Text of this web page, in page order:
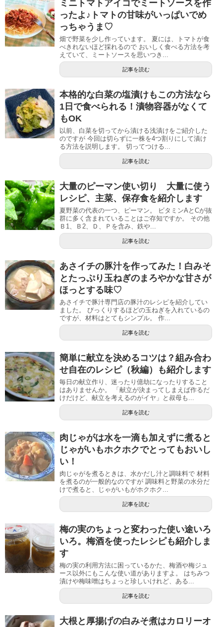
ミニトマトアイコでミートソースを作
ったよ♪トマトの甘味がいっぱいでめ
っちゃうま♡
畑で野菜を少し作っています。 夏には、トマトが食
べきれないほど採れるので おいしく食べる方法を考
えていて、ミートソースを思いつき...
記事を読む
本格的な白菜の塩漬けもこの方法なら
1日で食べられる！漬物容器がなくて
もOK
以前、白菜を切ってから漬ける浅漬けをご紹介した
のですが 今回は切らずに一株を4つ割りにして漬け
る方法を説明します。 切ってつける...
記事を読む
大量のピーマン使い切り 大量に使う
レシピ、主菜、保存食を紹介します
夏野菜の代表の一つ、ピーマン。 ビタミンAとCが抜
群に多く含まれていることはご存知ですか。 その他
Ｂ1、Ｂ2、Ｄ、Ｐを含み、鉄や...
記事を読む
あさイチの豚汁を作ってみた！白みそ
とたっぷり玉ねぎのまろやかな甘さが
ほっとする味♡
あさイチで豚汁専門店の豚汁のレシピを紹介してい
ました。 びっくりするほどの玉ねぎを入れているの
ですが、材料はとてもシンプル。 作...
記事を読む
簡単に献立を決めるコツは？組み合わ
せ自在のレシピ（秋編）も紹介します
毎日の献立作り、迷ったり億劫になったりすること
はありませんか。 「献立が決まってしまえば作るだ
けだけど、献立を考えるのがイヤ」と叔母も...
記事を読む
肉じゃがは水を一滴も加えずに煮ると
じゃがいもホクホクでとってもおいし
い！
肉じゃがを煮るときは、水かだし汁と調味料で 材料
を煮るのが一般的なのですが 調味料と野菜の水分だ
けで煮ると、じゃがいもがホクホク...
記事を読む
梅の実のちょっと変わった使い途いろ
いろ。梅酒を使ったレシピも紹介しま
す
梅の実の利用方法に困っているかた、梅酒や梅ジュ
ース以外にもこんな使い道がありますよ。 はちみつ
漬けや梅味噌はちょっと珍しいけれど、ある...
記事を読む
大根と厚揚げの白みそ煮はカロリーオ